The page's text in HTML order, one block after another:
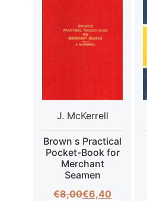
J. McKerrell
Brown s Practical
Pocket-Book for
Merchant
Seamen
€8,00Izvorna
€6,40
Trenutna